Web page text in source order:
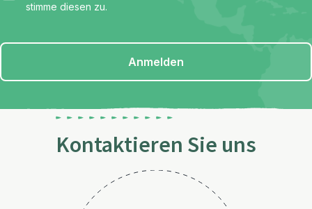
stimme diesen zu.
Anmelden
Kontaktieren Sie uns